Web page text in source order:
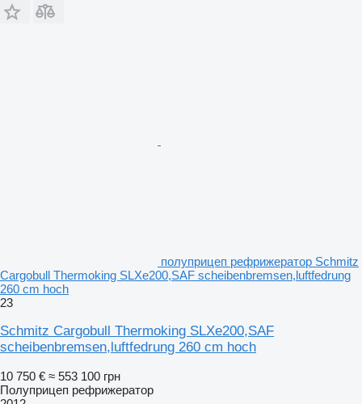
полуприцеп рефрижератор Schmitz
Cargobull Thermoking SLXe200,SAF scheibenbremsen,luftfedrung
260 cm hoch
23
Schmitz Cargobull Thermoking SLXe200,SAF
scheibenbremsen,luftfedrung 260 cm hoch
10 750 € ≈ 553 100 грн
Полуприцеп рефрижератор